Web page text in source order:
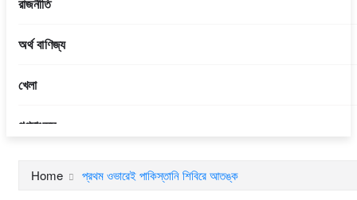
রাজনীতি
অর্থ বাণিজ্য
খেলা
গণমাধ্যম
Home প্রথম ওভারেই পাকিস্তানি শিবিরে আতঙ্ক